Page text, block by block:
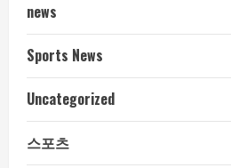
news
Sports News
Uncategorized
스포츠